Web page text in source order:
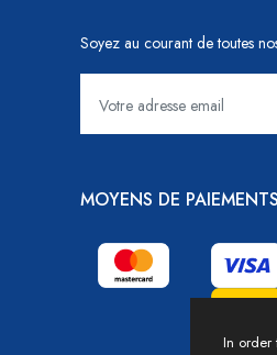
Soyez au courant de toutes
MOYENS DE PAIEMENTS
In order